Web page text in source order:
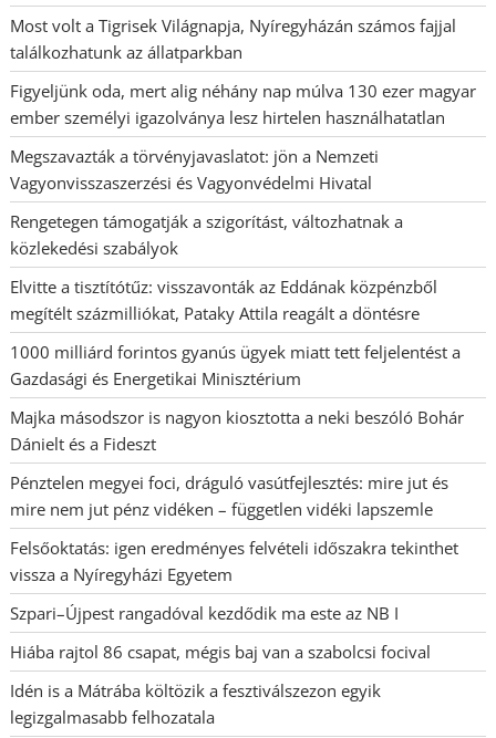
Most volt a Tigrisek Világnapja, Nyíregyházán számos fajjal
találkozhatunk az állatparkban
Figyeljünk oda, mert alig néhány nap múlva 130 ezer magyar
ember személyi igazolványa lesz hirtelen használhatatlan
Megszavazták a törvényjavaslatot: jön a Nemzeti
Vagyonvisszaszerzési és Vagyonvédelmi Hivatal
Rengetegen támogatják a szigorítást, változhatnak a
közlekedési szabályok
Elvitte a tisztítótűz: visszavonták az Eddának közpénzből
megítélt százmilliókat, Pataky Attila reagált a döntésre
1000 milliárd forintos gyanús ügyek miatt tett feljelentést a
Gazdasági és Energetikai Minisztérium
Majka másodszor is nagyon kiosztotta a neki beszóló Bohár
Dánielt és a Fideszt
Pénztelen megyei foci, dráguló vasútfejlesztés: mire jut és
mire nem jut pénz vidéken – független vidéki lapszemle
Felsőoktatás: igen eredményes felvételi időszakra tekinthet
vissza a Nyíregyházi Egyetem
Szpari–Újpest rangadóval kezdődik ma este az NB I
Hiába rajtol 86 csapat, mégis baj van a szabolcsi focival
Idén is a Mátrába költözik a fesztiválszezon egyik
legizgalmasabb felhozatala